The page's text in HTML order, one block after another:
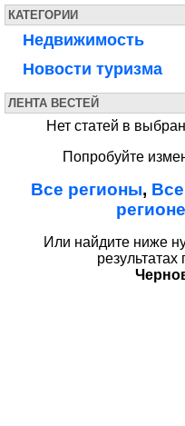
КАТЕГОРИИ
Недвижимость
Новости туризма
ЛЕНТА ВЕСТЕЙ
Нет статей в
Попробуйте
Все регионы,
регионе
Или найдите ниже